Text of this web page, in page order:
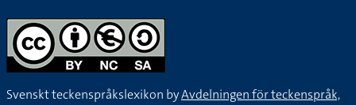
Svenskt teckenspråkslexikon byAvdelningen för teckenspråk,